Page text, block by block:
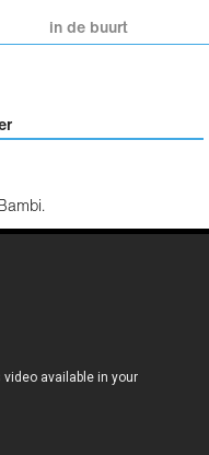
in de buurt